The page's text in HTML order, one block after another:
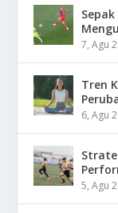
7, Agu
Tren
6, Agu
5, Agu